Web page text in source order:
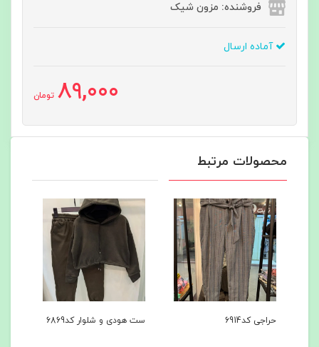
فروشنده: مزون شیک
آماده ارسال
89,000 تومان
محصولات مرتبط
ست هودی و شلوار کد6869 ست هودی و شلوار کد6867